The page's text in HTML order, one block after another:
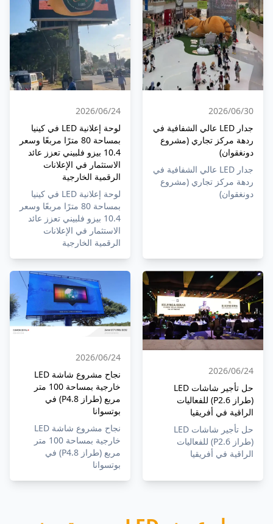
30‏/06‏/2026
جدار LED عالي الشفافية في
ردهة مركز تجاري (مشروع
دونغقوان)
جدار LED عالي الشفافية في
ردهة مركز تجاري (مشروع
دونغقوان)
24‏/06‏/2026
لوحة إعلانية LED في كينيا
بمساحة 80 مترًا مربعًا وسعر
10.4 بيزو فلبيني تعزز عائد
الاستثمار في الإعلانات
الرقمية الخارجية
لوحة إعلانية LED في كينيا
بمساحة 80 مترًا مربعًا وسعر
10.4 بيزو فلبيني تعزز عائد
الاستثمار في الإعلانات
الرقمية الخارجية
24‏/06‏/2026
حل تأجير شاشات LED
(طراز P2.6) للفعاليات
الراقية في أفريقيا
حل تأجير شاشات LED
(طراز P2.6) للفعاليات
الراقية في أفريقيا
24‏/06‏/2026
نجاح مشروع شاشة LED
خارجية بمساحة 100 متر
مربع (طراز P4.8) في
بوتسوانا
نجاح مشروع شاشة LED
خارجية بمساحة 100 متر
مربع (طراز P4.8) في
بوتسوانا